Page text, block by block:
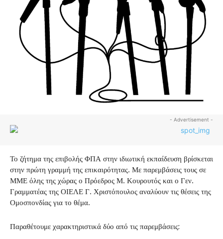
- Advertisement -
Το ζήτημα της επιβολής ΦΠΑ στην ιδιωτική εκπαίδευση βρίσκεται
στην πρώτη γραμμή της επικαιρότητας. Με παρεμβάσεις τους σε
ΜΜΕ όλης της χώρας ο Πρόεδρος Μ. Κουρουτός και ο Γεν.
Γραμματέας της ΟΙΕΛΕ Γ. Χριστόπουλος αναλύουν τις θέσεις της
Ομοσπονδίας για το θέμα.
Παραθέτουμε χαρακτηριστικά δύο από τις παρεμβάσεις: